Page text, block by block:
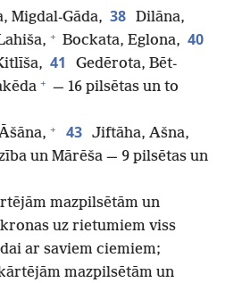
Migdal-Gāda, 38 Dilāna,
+ Bockata, Eglona, 40
41
Gedērota, Bēt-
+ — 16 pilsētas un to
+ 43 Jiftāha, Ašna,
un Mārēša — 9 pilsētas un
mazpilsētām un
uz rietumiem viss
ar saviem ciemiem;
mazpilsētām un